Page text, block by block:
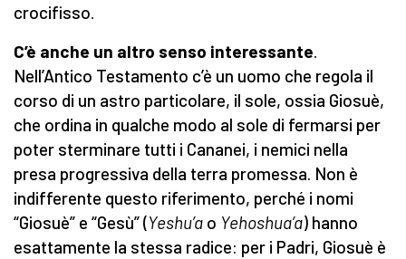
crocifisso.
C’è anche un altro senso interessante.
Nell’Antico Testamento c’è un uomo che regola il
corso di un astro particolare, il sole, ossia Giosuè,
che ordina in qualche modo al sole di fermarsi per
poter sterminare tutti i Cananei, i nemici nella
presa progressiva della terra promessa. Non è
indifferente questo riferimento, perché i nomi
“Giosuè” e “Gesù” (Yeshu’a o Yehoshua’a) hanno
esattamente la stessa radice: per i Padri, Giosuè è